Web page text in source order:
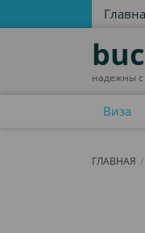
надежны с
Виза
ГЛАВНАЯ